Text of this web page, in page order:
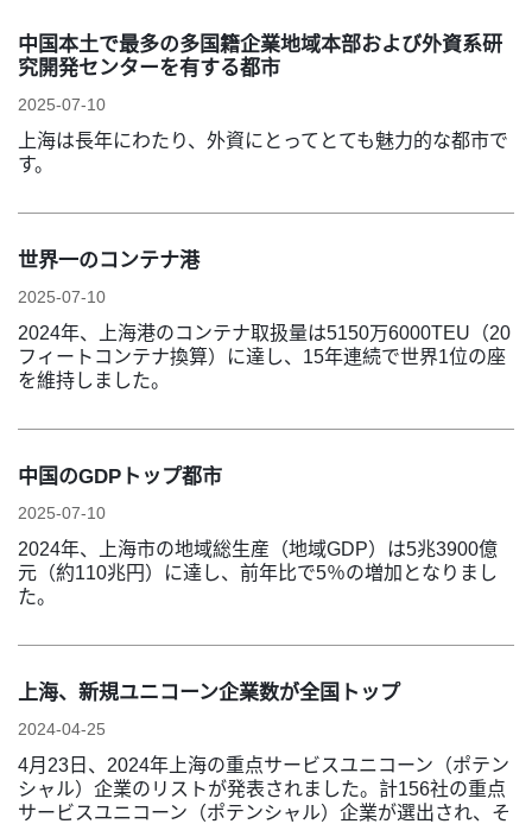
中国本土で最多の多国籍企業地域本部および外資系研
究開発センターを有する都市
2025-07-10
上海は長年にわたり、外資にとってとても魅力的な都市で
す。
世界一のコンテナ港
2025-07-10
2024年、上海港のコンテナ取扱量は5150万6000TEU（20
フィートコンテナ換算）に達し、15年連続で世界1位の座
を維持しました。
中国のGDPトップ都市
2025-07-10
2024年、上海市の地域総生産（地域GDP）は5兆3900億
元（約110兆円）に達し、前年比で5％の増加となりまし
た。
上海、新規ユニコーン企業数が全国トップ
2024-04-25
4月23日、2024年上海の重点サービスユニコーン（ポテン
シャル）企業のリストが発表されました。計156社の重点
サービスユニコーン（ポテンシャル）企業が選出され、そ